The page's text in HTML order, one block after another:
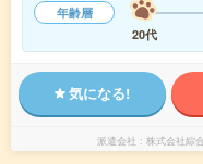
年齢層
20代
気になる!
派遣会社 株式会社綜